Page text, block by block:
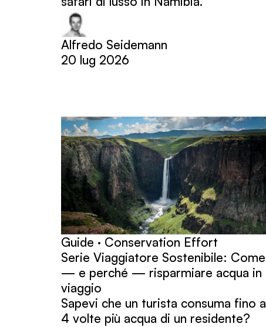
Alfredo Seidemann
20 lug 2026
Guide · Conservation Effort
Serie Viaggiatore Sostenibile: Come
— e perché — risparmiare acqua in
viaggio
Sapevi che un turista consuma fino a
4 volte più acqua di un residente?